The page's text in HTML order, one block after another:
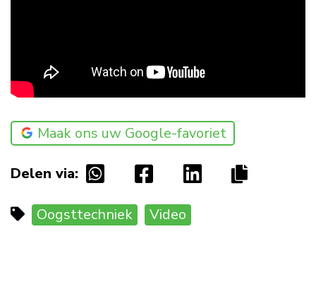
Maak ons uw Google-favoriet
Delen via:
Oogsttechniek Video